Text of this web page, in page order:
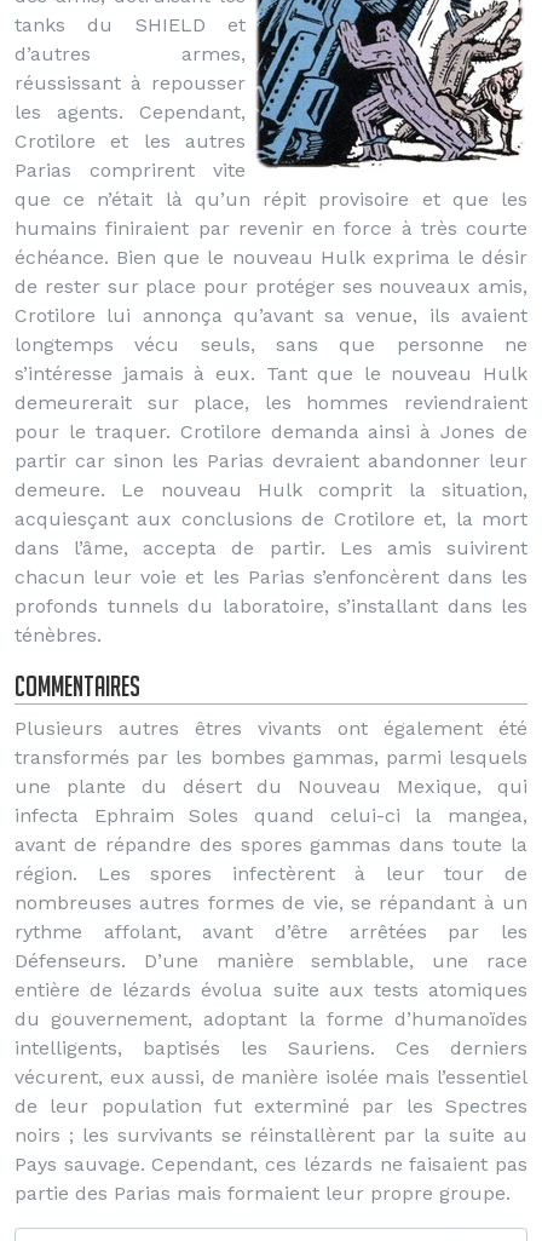
tanks du SHIELD et
d’autres armes,
réussissant à repousser
les agents. Cependant,
Crotilore et les autres
Parias comprirent vite
que ce n’était là qu’un répit provisoire et que les
humains finiraient par revenir en force à très courte
échéance. Bien que le nouveau Hulk exprima le désir
de rester sur place pour protéger ses nouveaux amis,
Crotilore lui annonça qu’avant sa venue, ils avaient
longtemps vécu seuls, sans que personne ne
s’intéresse jamais à eux. Tant que le nouveau Hulk
demeurerait sur place, les hommes reviendraient
pour le traquer. Crotilore demanda ainsi à Jones de
partir car sinon les Parias devraient abandonner leur
demeure. Le nouveau Hulk comprit la situation,
acquiesçant aux conclusions de Crotilore et, la mort
dans l’âme, accepta de partir. Les amis suivirent
chacun leur voie et les Parias s’enfoncèrent dans les
profonds tunnels du laboratoire, s’installant dans les
ténèbres.
Commentaires
Plusieurs autres êtres vivants ont également été
transformés par les bombes gammas, parmi lesquels
une plante du désert du Nouveau Mexique, qui
infecta Ephraim Soles quand celui-ci la mangea,
avant de répandre des spores gammas dans toute la
région. Les spores infectèrent à leur tour de
nombreuses autres formes de vie, se répandant à un
rythme affolant, avant d’être arrêtées par les
Défenseurs. D’une manière semblable, une race
entière de lézards évolua suite aux tests atomiques
du gouvernement, adoptant la forme d’humanoïdes
intelligents, baptisés les Sauriens. Ces derniers
vécurent, eux aussi, de manière isolée mais l’essentiel
de leur population fut exterminé par les Spectres
noirs ; les survivants se réinstallèrent par la suite au
Pays sauvage. Cependant, ces lézards ne faisaient pas
partie des Parias mais formaient leur propre groupe.